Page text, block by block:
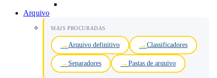
Arquivo
MAIS PROCURADAS
Arquivo definitivo Classificadores
Separadores Pastas de arquivo